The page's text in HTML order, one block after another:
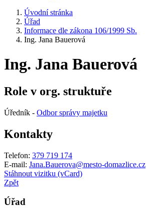
Úvodní stránka
Úřad
Informace dle zákona 106/1999 Sb.
Ing. Jana Bauerová
Ing. Jana Bauerová
Role v org. struktuře
Úředník - Odbor správy majetku
Kontakty
Telefon: 379 719 174
E-mail: Jana.Bauerova@mesto-domazlice.cz
Stáhnout vizitku (vCard)
Zpět
Úřad